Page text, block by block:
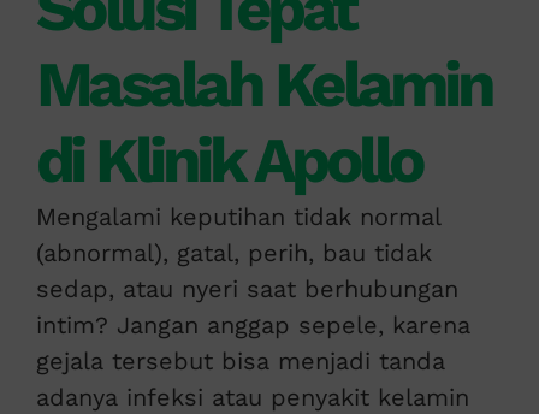
Masalah Kelamin
di Klinik Apollo
Mengalami keputihan tidak normal
(abnormal), gatal, perih, bau tidak
sedap, atau nyeri saat berhubungan
intim? Jangan anggap sepele, karena
gejala tersebut bisa menjadi tanda
adanya infeksi atau penyakit kelamin